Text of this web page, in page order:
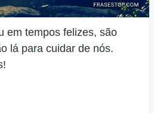
em tempos felizes, são
lá para cuidar de nós.